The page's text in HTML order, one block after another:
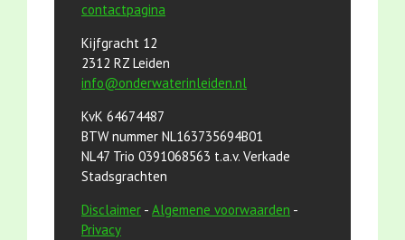
contactpagina
Kijfgracht 12
2312 RZ Leiden
info@onderwaterinleiden.nl
KvK 64674487
BTW nummer NL163735694B01
NL47 Trio 0391068563 t.a.v. Verkade
Stadsgrachten
Disclaimer - Algemene voorwaarden -
Privacy